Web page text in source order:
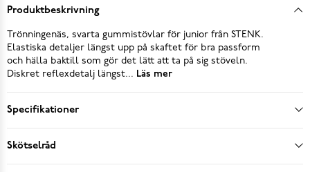
Produktbeskrivning
Trönningenäs, svarta gummistövlar för junior från STENK.
Elastiska detaljer längst upp på skaftet för bra passform
och hälla baktill som gör det lätt att ta på sig stöveln.
Diskret reflexdetalj längst... Läs mer
Specifikationer
Skötselråd